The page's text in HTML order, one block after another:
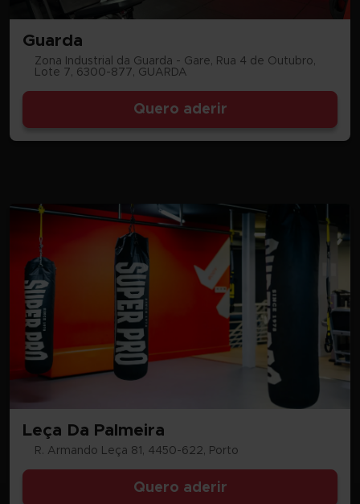
Guarda
Zona Industrial da Guarda - Gare, Rua 4 de Outubro,
Lote 7, 6300-877, GUARDA
Quero aderir
Leça Da Palmeira
R. Armando Leça 81, 4450-622, Porto
Quero aderir